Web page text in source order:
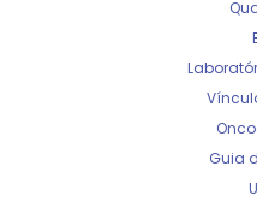
Guia